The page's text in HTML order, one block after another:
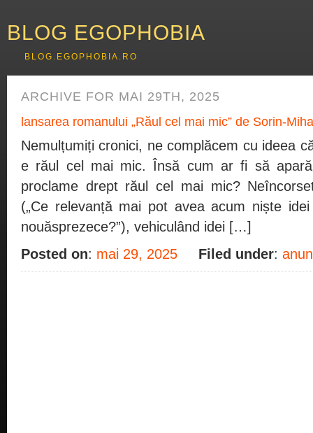
BLOG EGOPHOBIA
BLOG.EGOPHOBIA.RO
ARCHIVE FOR MAI 29TH, 2025
lansarea romanului „Răul cel mai mic” de Sorin-
Nemulțumiți cronici, ne complăcem cu ideea
e răul cel mai mic. Însă cum ar fi să
proclame drept răul cel mai mic?
(„Ce relevanță mai pot avea acum niște
nouăsprezece?”), vehiculând idei […]
Posted on: mai 29, 2025 Filed under: